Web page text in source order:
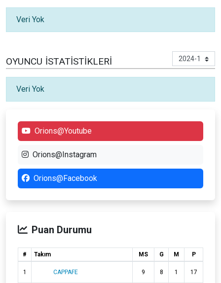
Veri Yok
OYUNCU İSTATISTIKLERI
Veri Yok
Orions@Youtube
Orions@Instagram
Orions@Facebook
Puan Durumu
# Takım MS G M P
1 CAPPAFE 9 8 1 17